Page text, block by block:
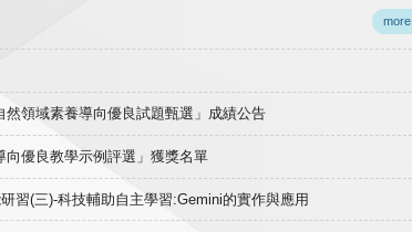
more
然領域素養導向優良試題甄選」成績公告
向優良教學示例評選」獲獎名單
習(三)-科技輔助自主學習:Gemini的實作與應用